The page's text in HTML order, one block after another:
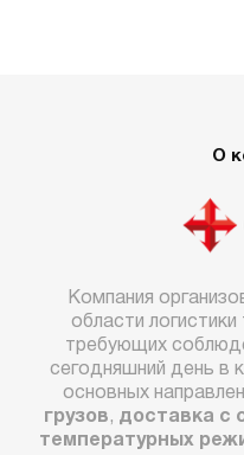
О
Компания
области
требующих
сегодняшний день в
основных
грузов, доставка с
температурных